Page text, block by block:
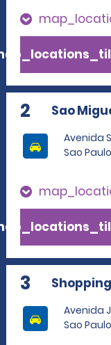
2 Sao
Avenida
Sao
3
Avenida
Sao